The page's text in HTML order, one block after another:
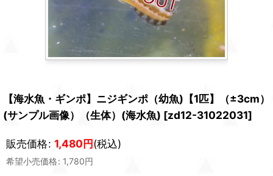
【海水魚・ギンポ】ニジギンポ（幼魚)【1匹】（±3cm）
(サンプル画像）（生体）(海水魚) [zd12-31022031]
販売価格: 1,480円(税込)
希望小売価格: 1,780円